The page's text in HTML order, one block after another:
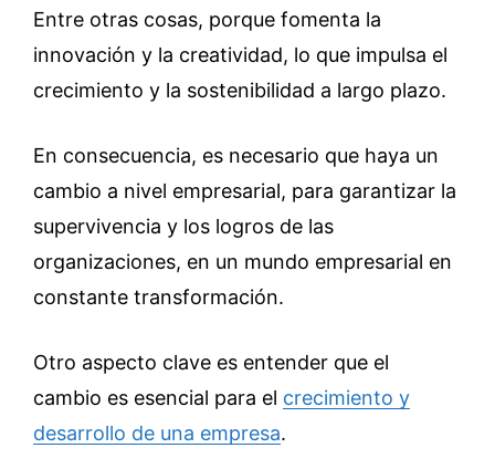
Entre otras cosas, porque fomenta la
innovación y la creatividad, lo que impulsa el
crecimiento y la sostenibilidad a largo plazo.
En consecuencia, es necesario que haya un
cambio a nivel empresarial, para garantizar la
supervivencia y los logros de las
organizaciones, en un mundo empresarial en
constante transformación.
Otro aspecto clave es entender que el
cambio es esencial para el crecimiento y
desarrollo de una empresa.